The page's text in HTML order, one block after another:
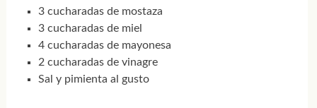
3 cucharadas de mostaza
3 cucharadas de miel
4 cucharadas de mayonesa
2 cucharadas de vinagre
Sal y pimienta al gusto